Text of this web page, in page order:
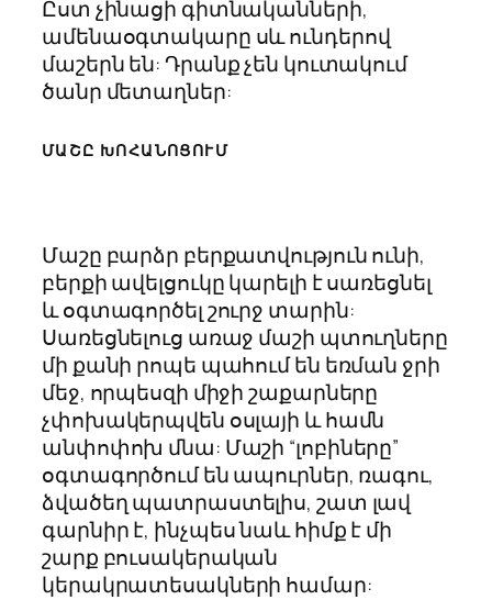
Ըստ չինացի գիտնականների,
ամենաօգտակարը սև ունդերով
մաշերն են: Դրանք չեն կուտակում
ծանր մետաղներ:
ՄԱՇԸ ԽՈՀԱՆՈՑՈՒՄ
Մաշը բարձր բերքատվություն ունի,
բերքի ավելցուկը կարելի է սառեցնել
և օգտագործել շուրջ տարին:
Սառեցնելուց առաջ մաշի պտուղները
մի քանի րոպե պահում են եռման ջրի
մեջ, որպեսզի միջի շաքարները
չփոխակերպվեն օսլայի և համն
անփոփոխ մնա: Մաշի “լոբիները”
օգտագործում են ապուրներ, ռագու,
ձվածեղ պատրաստելիս, շատ լավ
գարնիր է, ինչպես նաև հիմք է մի
շարք բուսակերական
կերակրատեսակների համար: